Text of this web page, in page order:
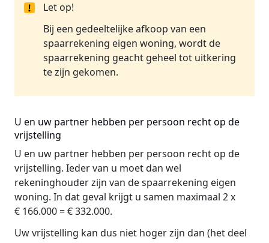
Let op!
Bij een gedeeltelijke afkoop van een
spaarrekening eigen woning, wordt de
spaarrekening geacht geheel tot uitkering
te zijn gekomen.
U en uw partner hebben per persoon recht op de
vrijstelling
U en uw partner hebben per persoon recht op de
vrijstelling. Ieder van u moet dan wel
rekeninghouder zijn van de spaarrekening eigen
woning. In dat geval krijgt u samen maximaal 2 x
€ 166.000 = € 332.000.
Uw vrijstelling kan dus niet hoger zijn dan (het deel